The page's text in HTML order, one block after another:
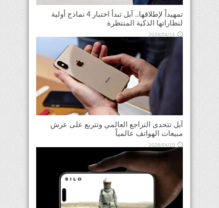
تمهيداً لإطلاقها.. آبل تبدأ اختبار 4 نماذج أولية
لنظاراتها الذكية المنتظرة
2026/04/14
آبل تتحدى التراجع العالمي وتتربع على عرش
مبيعات الهواتف عالمياً
2026/04/10